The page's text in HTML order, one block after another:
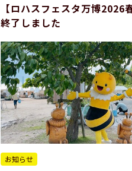
【ロハスフェスタ万博2026
終了しました
お知らせ